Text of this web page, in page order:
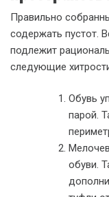
Правильно
содержать пустот.
подлежит
следующие
Обувь
парой.
обуви.